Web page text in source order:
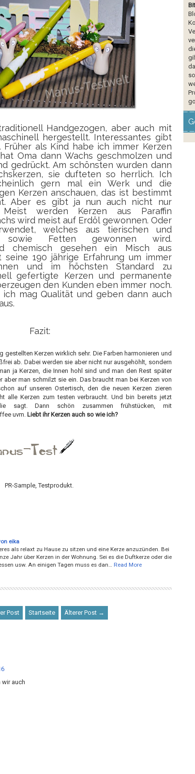
Handgezogen, aber auch mit
hergestellt. Interessantes gibt
Früher als Kind habe ich immer Kerzen
Oma dann Wachs geschmolzen und
gedrückt. Am schönsten wurden dann
sie dufteten so herrlich. Ich
gern mal ein Werk und die
Kerzen anschauen, das ist bestimmt
Aber es gibt ja nun auch nicht nur
Meist werden Kerzen aus Paraffin
wird meist auf Erdöl gewonnen. Oder
welches aus tierischen und
Fetten gewonnen wird.
chemisch gesehen ein Misch aus
seine 190 jährige Erfahrung um immer
und im höchsten Standard zu
gefertigte Kerzen und permanente
den Kunden eben immer noch.
mag Qualität und geben dann auch
Fazit:
gestellten Kerzen wirklich sehr. Die Farben harmonieren und
ab. Dabei werden sie aber nicht nur ausgehöhlt, sondern
ja Kerzen, die Innen hohl sind und man den Rest später
aber man schmilzt sie ein. Das braucht man bei Kerzen von
auf unseren Ostertisch, den die neuen Kerzen zieren
alle Kerzen zum testen verbraucht. Und bin bereits jetzt
sagt. Dann schön zusammen frühstücken, mit
uvm. Liebt ihr Kerzen auch so wie ich?
PR-Sample, Testprodukt.
eika
als relaxt zu Hause zu sitzen und eine Kerze anzuzünden. Bei
Jahr über Kerzen in der Wohnung. Sei es die Duftkerze oder die
usw. An einigen Tagen muss es dan…
Read More
Post Startseite Älterer Post →
wir auch